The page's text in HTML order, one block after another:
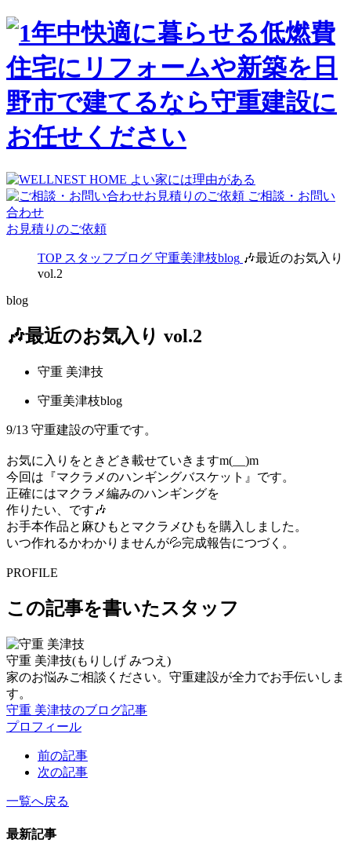
ご相談・お問い
合わせ
お見積りのご依頼
TOP スタッフブログ 守重美津枝blog 🎶最近のお気入り
vol.2
blog
🎶最近のお気入り vol.2
守重 美津技
守重美津枝blog
9/13 守重建設の守重です。
お気に入りをときどき載せていきますm(__)m
今回は『マクラメのハンギングバスケット』です。
正確にはマクラメ編みのハンギングを
作りたい、です🎶
お手本作品と麻ひもとマクラメひもを購入しました。
いつ作れるかわかりませんが💦完成報告につづく。
PROFILE
この記事を書いたスタッフ
守重 美津技(もりしげ みつえ)
家のお悩みご相談ください。守重建設が全力でお手伝いしま
す。
守重 美津技のブログ記事
プロフィール
前の記事
次の記事
一覧へ戻る
最新記事